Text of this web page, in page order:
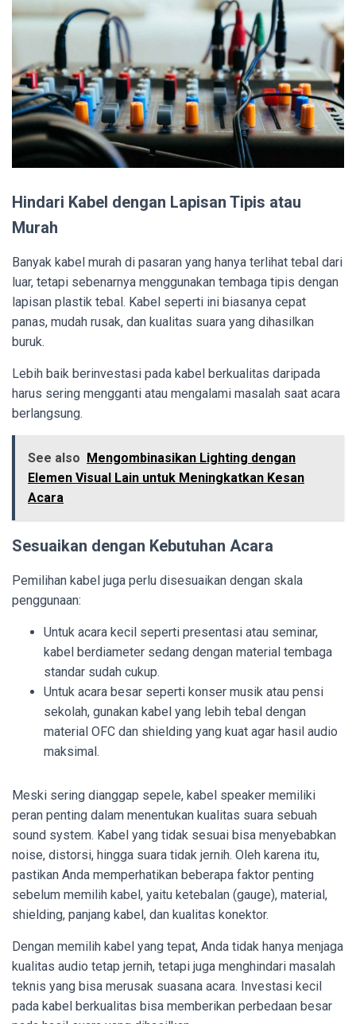
Hindari Kabel dengan Lapisan Tipis atau
Murah
Banyak kabel murah di pasaran yang hanya terlihat tebal dari
luar, tetapi sebenarnya menggunakan tembaga tipis dengan
lapisan plastik tebal. Kabel seperti ini biasanya cepat
panas, mudah rusak, dan kualitas suara yang dihasilkan
buruk.
Lebih baik berinvestasi pada kabel berkualitas daripada
harus sering mengganti atau mengalami masalah saat acara
berlangsung.
See also
Mengombinasikan Lighting dengan
Elemen Visual Lain untuk Meningkatkan Kesan
Acara
Sesuaikan dengan Kebutuhan Acara
Pemilihan kabel juga perlu disesuaikan dengan skala
penggunaan:
Untuk acara kecil seperti presentasi atau seminar,
kabel berdiameter sedang dengan material tembaga
standar sudah cukup.
Untuk acara besar seperti konser musik atau pensi
sekolah, gunakan kabel yang lebih tebal dengan
material OFC dan shielding yang kuat agar hasil audio
maksimal.
Meski sering dianggap sepele, kabel speaker memiliki
peran penting dalam menentukan kualitas suara sebuah
sound system. Kabel yang tidak sesuai bisa menyebabkan
noise, distorsi, hingga suara tidak jernih. Oleh karena itu,
pastikan Anda memperhatikan beberapa faktor penting
sebelum memilih kabel, yaitu ketebalan (gauge), material,
shielding, panjang kabel, dan kualitas konektor.
Dengan memilih kabel yang tepat, Anda tidak hanya menjaga
kualitas audio tetap jernih, tetapi juga menghindari masalah
teknis yang bisa merusak suasana acara. Investasi kecil
pada kabel berkualitas bisa memberikan perbedaan besar